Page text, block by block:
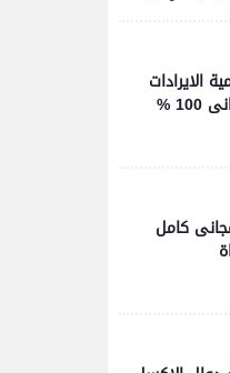
الايرادات
%
كامل